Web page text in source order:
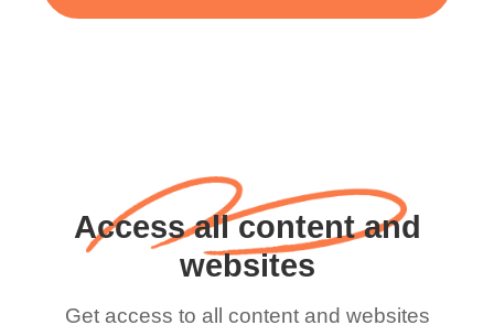
Access all content and
websites
Get access to all content and websites